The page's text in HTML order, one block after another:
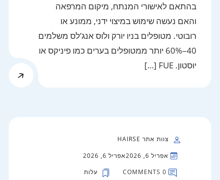
בהתאם לאישורי המנתח, מיקום המרפאה
והאם נעשה שימוש במיצוי ידני, ממונע או
רובוטי. מטופלים בניו יורק ולוס אנג’לס משלמים
40–60% יותר ממטופלים בערים כמו פיניקס או
יוסטון. FUE […]
צוות אתר HAIRSE
אפריל 6, 2026
אפריל 6, 2026
0 COMMENTS
עלות